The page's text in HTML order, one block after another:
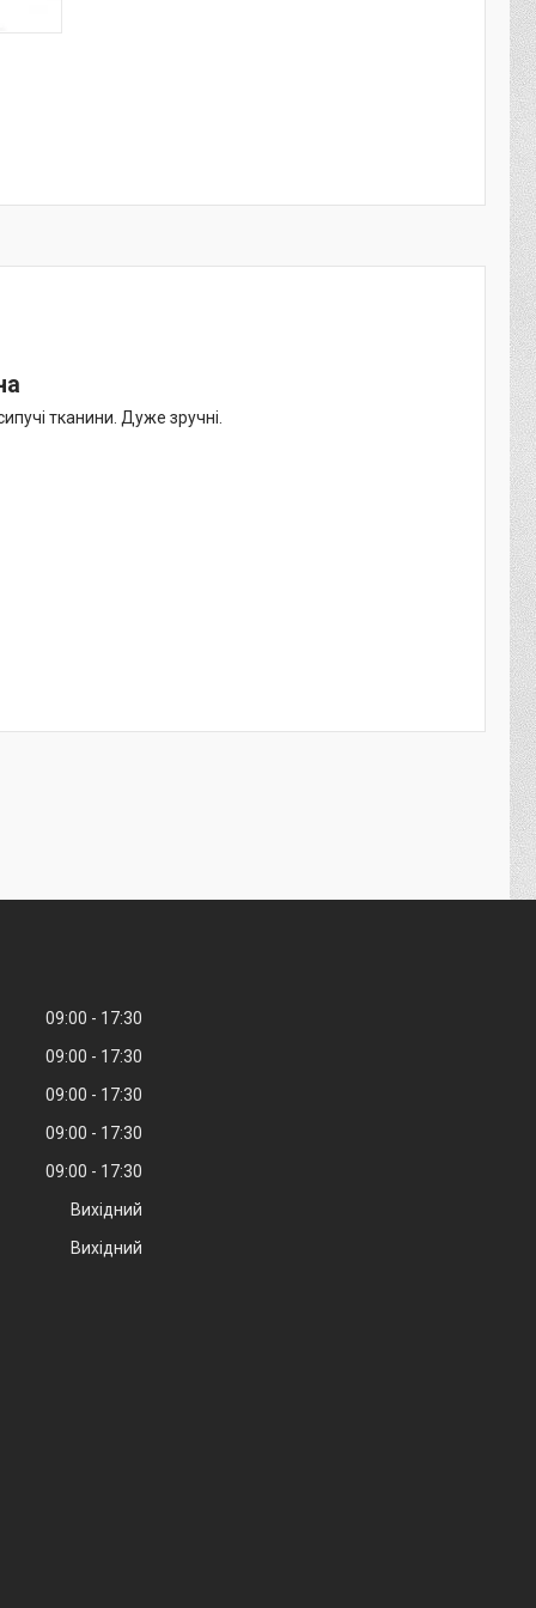
тканини. Дуже зручні.
09:00
17:30
09:00
17:30
09:00
17:30
09:00
17:30
09:00
17:30
Вихідний
Вихідний